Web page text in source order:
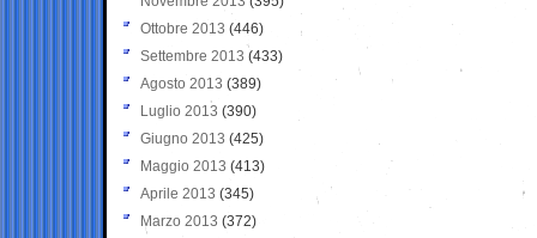
Ottobre 2013 (446)
Settembre 2013 (433)
Agosto 2013 (389)
Luglio 2013 (390)
Giugno 2013 (425)
Maggio 2013 (413)
Aprile 2013 (345)
Marzo 2013 (372)